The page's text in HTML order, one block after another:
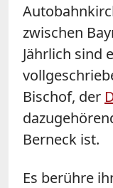
zwischen
Jährlich sind
Bischof, der
Berneck ist.
Es berühre